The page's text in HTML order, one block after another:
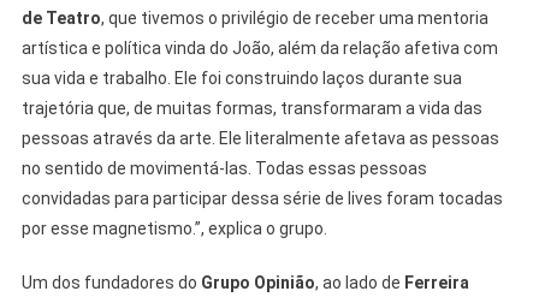
de Teatro, que tivemos o privilégio de receber uma mentoria
artística e política vinda do João, além da relação afetiva com
sua vida e trabalho. Ele foi construindo laços durante sua
trajetória que, de muitas formas, transformaram a vida das
pessoas através da arte. Ele literalmente afetava as pessoas
no sentido de movimentá-las. Todas essas pessoas
convidadas para participar dessa série de lives foram tocadas
por esse magnetismo.”, explica o grupo.
Um dos fundadores do Grupo Opinião, ao lado de Ferreira